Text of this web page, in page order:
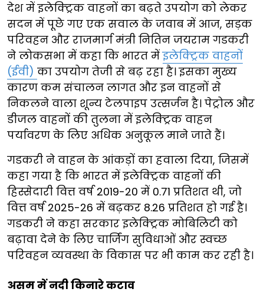
देश में इलेक्ट्रिक वाहनों का बढ़ते उपयोग को लेकर
सदन में पूछे गए एक सवाल के जवाब में आज, सड़क
परिवहन और राजमार्ग मंत्री नितिन जयराम गडकरी
ने लोकसभा में कहा कि भारत मेंइलेक्ट्रिक वाहनों
(ईवी) का उपयोग तेजी से बढ़ रहा है। इसका मुख्य
कारण कम संचालन लागत और इन वाहनों से
निकलने वाला शून्य टेलपाइप उत्सर्जन है। पेट्रोल और
डीजल वाहनों की तुलना में इलेक्ट्रिक वाहन
पर्यावरण के लिए अधिक अनुकूल माने जाते हैं।
गडकरी ने वाहन के आंकड़ों का हवाला दिया, जिसमें
कहा गया है कि भारत में इलेक्ट्रिक वाहनों की
हिस्सेदारी वित्त वर्ष 2019-20 में 0.71 प्रतिशत थी, जो
वित्त वर्ष 2025-26 में बढ़कर 8.26 प्रतिशत हो गई है।
गडकरी ने कहा सरकार इलेक्ट्रिक मोबिलिटी को
बढ़ावा देने के लिए चार्जिंग सुविधाओं और स्वच्छ
परिवहन व्यवस्था के विकास पर भी काम कर रही है।
असम में नदी किनारे कटाव